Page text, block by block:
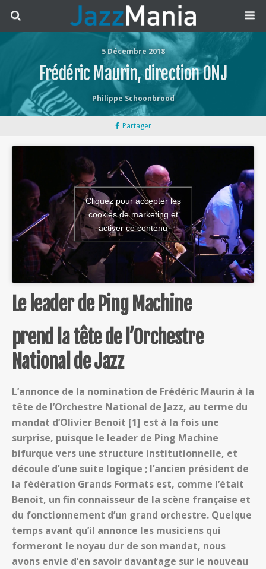
5 Décembre 2018
Frédéric Maurin, direction ONJ
Philippe Schoonbrood
Partager
Cliquez pour accepter les
cookies de marketing et
activer ce contenu
Le leader de Ping Machine
prend la tête de l’Orchestre
National de Jazz
L’annonce de la nomination de Frédéric Maurin à la
tête de l’Orchestre National de Jazz, au terme du
mandat d’Olivier Benoit [1] est à la fois une
surprise, puisque le leader de Ping Machine
bifurque vers une structure institutionnelle, et
découle d’une suite logique ; l’ancien président de
la fédération Grands Formats est, comme l’était
Benoit, un fin connaisseur de la scène française et
du fonctionnement d’un grand orchestre. Quelque
temps avant qu’il annonce les musiciens qui
formeront le noyau dur de son mandat, nous
avons envie d’en savoir davantage sur le nouveau